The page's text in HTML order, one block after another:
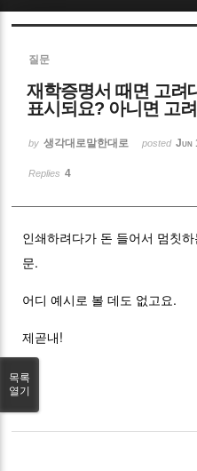
질문
재학증명서 때면 고려
표시되요? 아니면 고
by 생각대로말한대로 posted Jun
Replies 4
인쇄하려다가 돈 들어서 멈칫
문.
어디 예시로 볼 데도 없고요.
제곧내!
목록
열기
Sketchbook5,
Sketchbook5,